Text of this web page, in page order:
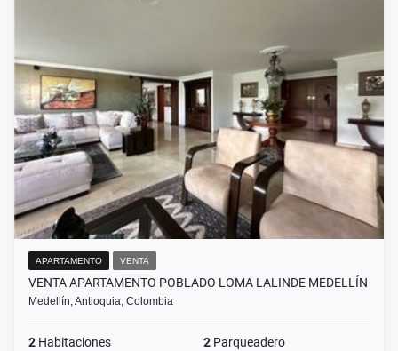
APARTAMENTO VENTA
VENTA APARTAMENTO POBLADO LOMA LALINDE MEDELLÍN
Medellín, Antioquia, Colombia
2 Habitaciones 2 Parqueadero